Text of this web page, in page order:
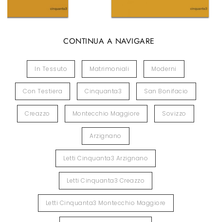
CONTINUA A NAVIGARE
In Tessuto Matrimoniali Moderni
Con Testiera Cinquanta3 San Bonifacio
Creazzo Montecchio Maggiore Sovizzo
Arzignano
Letti Cinquanta3 Arzignano
Letti Cinquanta3 Creazzo
Letti Cinquanta3 Montecchio Maggiore